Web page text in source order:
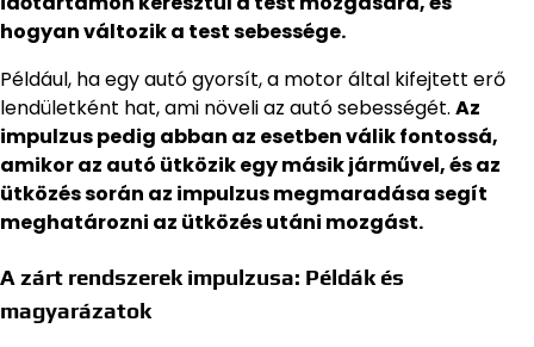
hogyan változik a test sebessége.
Például, ha egy autó gyorsít, a motor által kifejtett erő
lendületként hat, ami növeli az autó sebességét. Az
impulzus pedig abban az esetben válik fontossá,
amikor az autó ütközik egy másik járművel, és az
ütközés során az impulzus megmaradása segít
meghatározni az ütközés utáni mozgást.
A zárt rendszerek impulzusa: Példák és
magyarázatok